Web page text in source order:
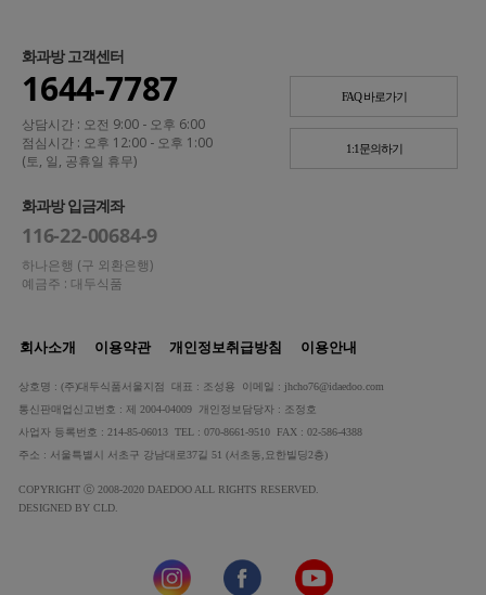
화과방 고객센터
1644-7787
상담시간 : 오전 9:00 - 오후 6:00
점심시간 : 오후 12:00 - 오후 1:00
(토, 일, 공휴일 휴무)
FAQ 바로가기
1:1문의하기
화과방 입금계좌
116-22-00684-9
하나은행 (구 외환은행)
예금주 : 대두식품
회사소개 이용약관 개인정보취급방침 이용안내
상호명 : (주)대두식품서울지점 대표 : 조성용 이메일 : jhcho76@idaedoo.com
통신판매업신고번호 : 제 2004-04009 개인정보담당자 : 조정호
사업자 등록번호 : 214-85-06013 TEL : 070-8661-9510 FAX : 02-586-4388
주소 : 서울특별시 서초구 강남대로37길 51 (서초동,요한빌딩2층)
COPYRIGHT ⓒ 2008-2020 DAEDOO ALL RIGHTS RESERVED.
DESIGNED BY CLD.